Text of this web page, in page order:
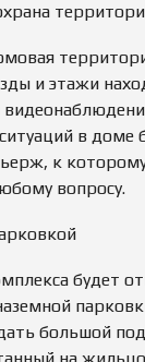
и этажи
в доме
к
вопросу.
будет
большой